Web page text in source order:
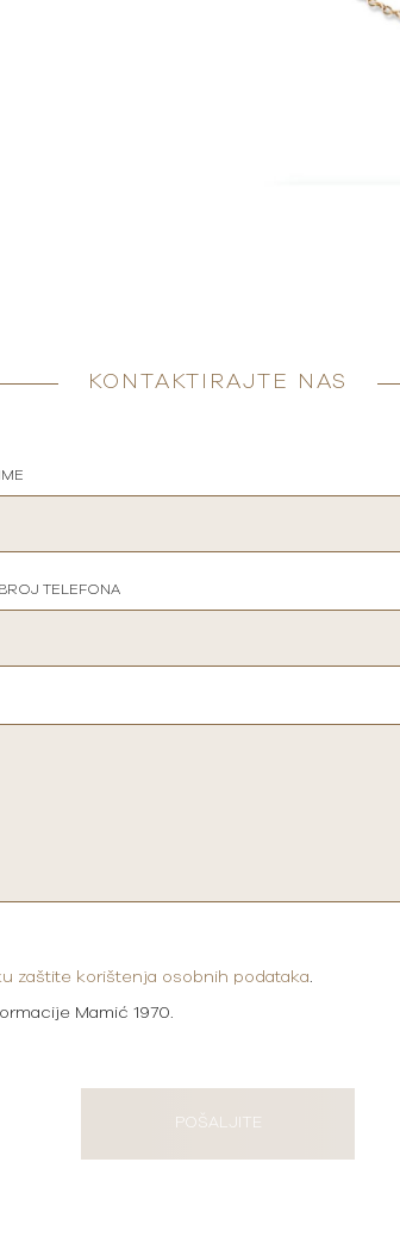
KONTAKTIRAJTE NAS
IME
BROJ TELEFONA
zaštite korištenja osobnih podataka.
Mamić 1970.
POŠALJITE